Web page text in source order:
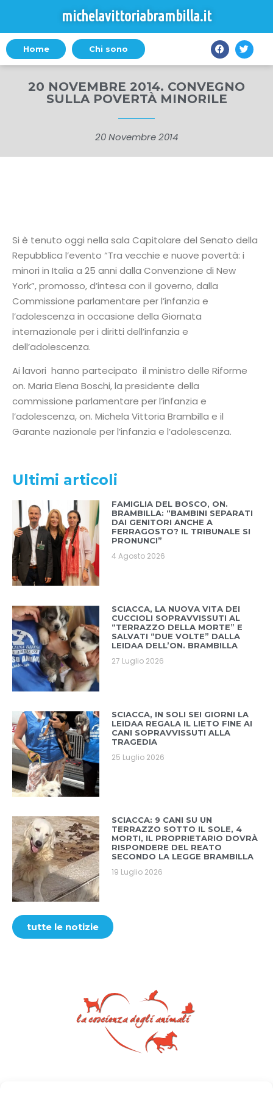
michelavittoriabrambilla.it
Home Chi sono
20 NOVEMBRE 2014. CONVEGNO
SULLA POVERTÀ MINORILE
20 Novembre 2014
Si è tenuto oggi nella sala Capitolare del Senato della
Repubblica l’evento “Tra vecchie e nuove povertà: i
minori in Italia a 25 anni dalla Convenzione di New
York”, promosso, d’intesa con il governo, dalla
Commissione parlamentare per l’infanzia e
l’adolescenza in occasione della Giornata
internazionale per i diritti dell’infanzia e
dell’adolescenza.
Ai lavori hanno partecipato il ministro delle Riforme
on. Maria Elena Boschi, la presidente della
commissione parlamentare per l’infanzia e
l’adolescenza, on. Michela Vittoria Brambilla e il
Garante nazionale per l’infanzia e l’adolescenza.
Ultimi articoli
FAMIGLIA DEL BOSCO, ON.
BRAMBILLA: “BAMBINI SEPARATI
DAI GENITORI ANCHE A
FERRAGOSTO? IL TRIBUNALE SI
PRONUNCI”
4 Agosto 2026
SCIACCA, LA NUOVA VITA DEI
CUCCIOLI SOPRAVVISSUTI AL
“TERRAZZO DELLA MORTE” E
SALVATI “DUE VOLTE” DALLA
LEIDAA DELL’ON. BRAMBILLA
27 Luglio 2026
SCIACCA, IN SOLI SEI GIORNI LA
LEIDAA REGALA IL LIETO FINE AI
CANI SOPRAVVISSUTI ALLA
TRAGEDIA
25 Luglio 2026
SCIACCA: 9 CANI SU UN
TERRAZZO SOTTO IL SOLE, 4
MORTI, IL PROPRIETARIO DOVRÀ
RISPONDERE DEL REATO
SECONDO LA LEGGE BRAMBILLA
19 Luglio 2026
tutte le notizie